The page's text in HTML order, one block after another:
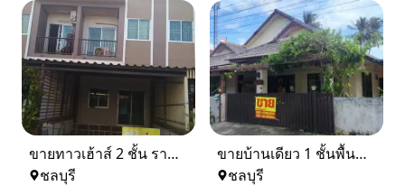
ขายทาวเฮ้าส์ 2 ชั้น ราคา 1.9 ล้านบาท ที่อยู่ ศรีราชา ชลบุรี
ชลบุรี
ขายบ้านเดียว 1 ชั้นพื้นที่ 102 ตรว บางละมุง ชลบุรี
ชลบุรี